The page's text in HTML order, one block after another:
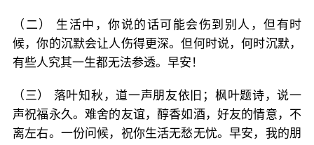
（二） 生活中，你说的话可能会伤到别人，但有时
候，你的沉默会让人伤得更深。但何时说，何时沉默，
有些人究其一生都无法参透。早安！
（三） 落叶知秋，道一声朋友依旧；枫叶题诗，说一
声祝福永久。难舍的友谊，醇香如酒，好友的情意，不
离左右。一份问候，祝你生活无愁无忧。早安，我的朋